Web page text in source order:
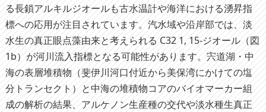
る長鎖アルキルジオールも古水温計や海洋における湧昇指
標への応用が注目されています。汽水域や沿岸部では、淡
水生の真正眼点藻由来と考えられる C32 1, 15-ジオール（図
1b）が河川流入指標となる可能性があります。宍道湖・中
海の表層堆積物（斐伊川河口付近から美保湾にかけての塩
分トランセクト）と中海の堆積物コアのバイオマーカー組
成の解析の結果、アルケノン生産種の交代や淡水種生真正